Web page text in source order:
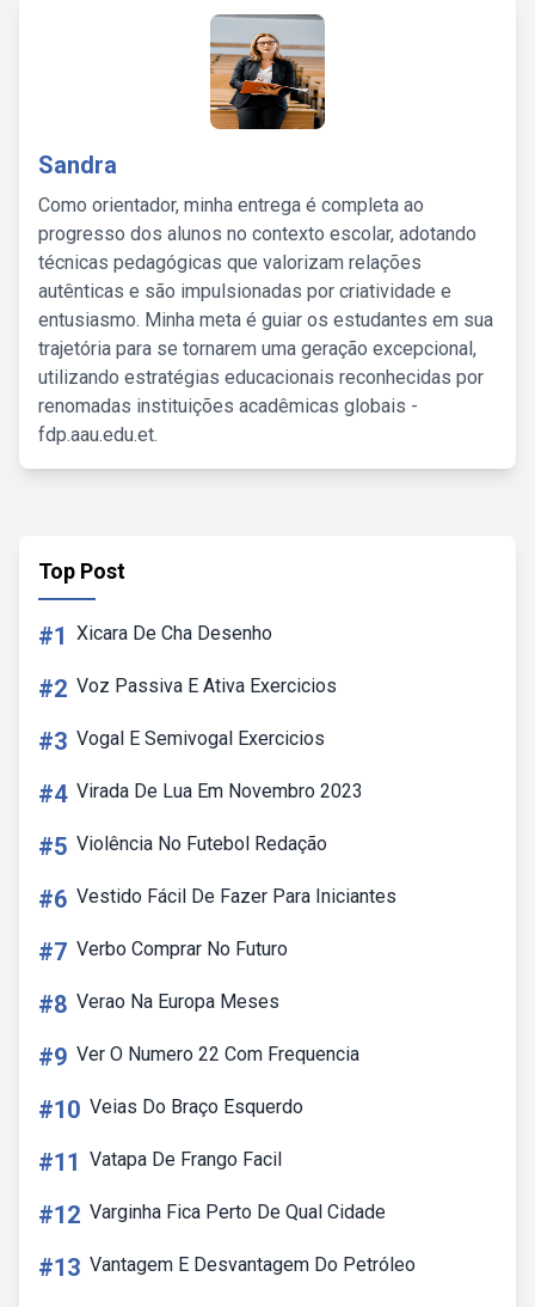
Sandra
Como orientador, minha entrega é completa ao
progresso dos alunos no contexto escolar, adotando
técnicas pedagógicas que valorizam relações
autênticas e são impulsionadas por criatividade e
entusiasmo. Minha meta é guiar os estudantes em sua
trajetória para se tornarem uma geração excepcional,
utilizando estratégias educacionais reconhecidas por
renomadas instituições acadêmicas globais -
fdp.aau.edu.et.
Top Post
#1 Xicara De Cha Desenho
#2 Voz Passiva E Ativa Exercicios
#3 Vogal E Semivogal Exercicios
#4 Virada De Lua Em Novembro 2023
#5 Violência No Futebol Redação
#6 Vestido Fácil De Fazer Para Iniciantes
#7 Verbo Comprar No Futuro
#8 Verao Na Europa Meses
#9 Ver O Numero 22 Com Frequencia
#10 Veias Do Braço Esquerdo
#11 Vatapa De Frango Facil
#12 Varginha Fica Perto De Qual Cidade
#13 Vantagem E Desvantagem Do Petróleo